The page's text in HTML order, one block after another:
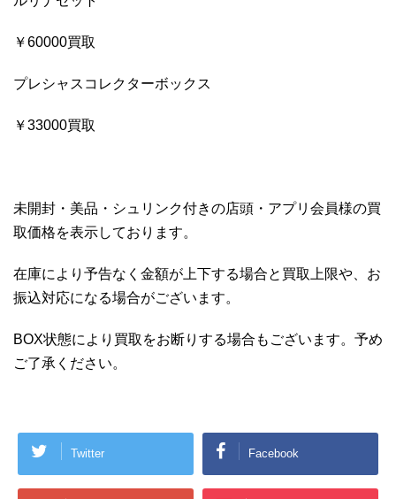
￥60000買取
プレシャスコレクターボックス
￥33000買取
未開封・美品・シュリンク付きの店頭・アプリ会員様の買
取価格を表示しております。
在庫により予告なく金額が上下する場合と買取上限や、お
振込対応になる場合がございます。
BOX状態により買取をお断りする場合もございます。予め
ご了承ください。
Twitter Facebook